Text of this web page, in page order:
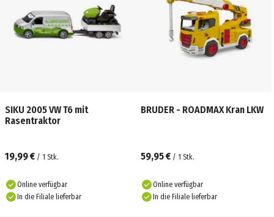
SIKU 2005 VW T6 mit
Rasentraktor
19,99 € / 1 Stk.
Online verfügbar
In die Filiale lieferbar
BRUDER - ROADMAX Kran LKW
59,95 € / 1 Stk.
Online verfügbar
In die Filiale lieferbar